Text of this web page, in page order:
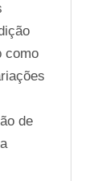
como
de